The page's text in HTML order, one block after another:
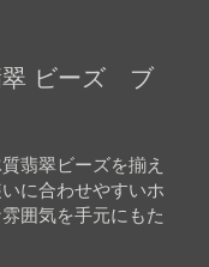
翠 ビーズ ブ
翡翠ビーズを揃え
に合わせやすいホ
囲気を手元にもた